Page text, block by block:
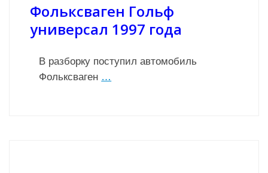
Фольксваген Гольф
универсал 1997 года
В разборку поступил автомобиль
Фольксваген …